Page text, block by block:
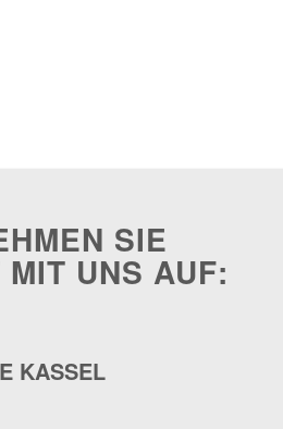
SIE
MIT UNS AUF:
KASSEL